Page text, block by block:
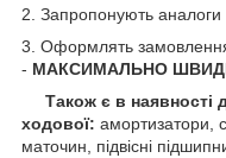
2. Запропонують
3. Оформлять
- МАКСИМАЛЬНО
Також є в наявності
ходової: амортизатори,
маточин, підвісні